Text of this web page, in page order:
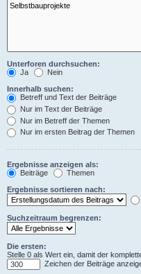
Unterforen durchsuchen:
Ja
Nein
Innerhalb suchen:
Betreff und Text der Beiträge
Nur im Text der Beiträge
Nur im Betreff der Themen
Nur im ersten Beitrag der Themen
Ergebnisse anzeigen als:
Beiträge
Themen
Ergebnisse sortieren nach:
Suchzeitraum begrenzen:
Die ersten:
Stelle 0 als Wert ein, damit der
Zeichen der Beiträge